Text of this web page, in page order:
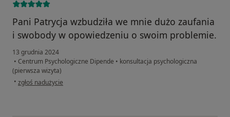
Pani Patrycja wzbudziła we mnie dużo zaufania
i swobody w opowiedzeniu o swoim problemie.
13 grudnia 2024
• Centrum Psychologiczne Dipende • konsultacja psychologiczna
(pierwsza wizyta)
• w opinii użytkownika M.
zgłoś nadużycie